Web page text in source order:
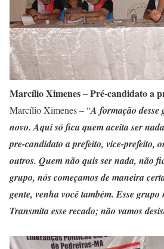
Marcílio Ximenes – Pré-candidato a
Marcílio Ximenes – “A formação
novo. Aqui só fica quem aceita ser
pre-candidato a prefeito, vice-prefeito,
outros. Quem não quis ser nada, não
grupo, nós começamos de maneira
gente, venha você também. Esse grupo
Transmita esse recado; não vamos